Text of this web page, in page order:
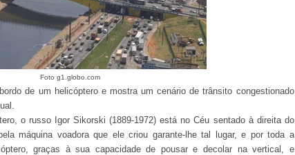
Foto g1.globo.com
de um helicóptero e mostra um cenário de trânsito congestionado
o russo Igor Sikorski (1889-1972) está no Céu sentado à direita do
máquina voadora que ele criou garante-lhe tal lugar, e por toda a
graças à sua capacidade de pousar e decolar na vertical, e